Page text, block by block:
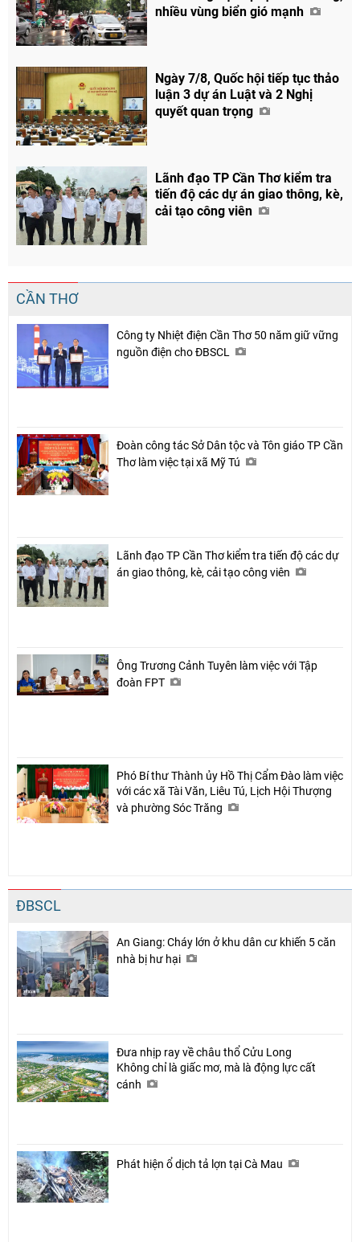
Facebook
nhiều vùng biển gió mạnh
Ngày 7/8, Quốc hội tiếp tục thảo
luận 3 dự án Luật và 2 Nghị
quyết quan trọng
Lãnh đạo TP Cần Thơ kiểm tra
tiến độ các dự án giao thông, kè,
cải tạo công viên
CẦN THƠ
Công ty Nhiệt điện Cần Thơ 50 năm giữ vững
nguồn điện cho ĐBSCL
Đoàn công tác Sở Dân tộc và Tôn giáo TP Cần
Thơ làm việc tại xã Mỹ Tú
Lãnh đạo TP Cần Thơ kiểm tra tiến độ các dự
án giao thông, kè, cải tạo công viên
Ông Trương Cảnh Tuyên làm việc với Tập
đoàn FPT
Phó Bí thư Thành ủy Hồ Thị Cẩm Đào làm việc
với các xã Tài Văn, Liêu Tú, Lịch Hội Thượng
và phường Sóc Trăng
ĐBSCL
An Giang: Cháy lớn ở khu dân cư khiến 5 căn
nhà bị hư hại
Đưa nhịp ray về châu thổ Cửu Long
Không chỉ là giấc mơ, mà là động lực cất
cánh
Phát hiện ổ dịch tả lợn tại Cà Mau